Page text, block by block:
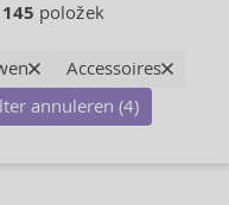
145 položek
Accessoires
annuleren (4)